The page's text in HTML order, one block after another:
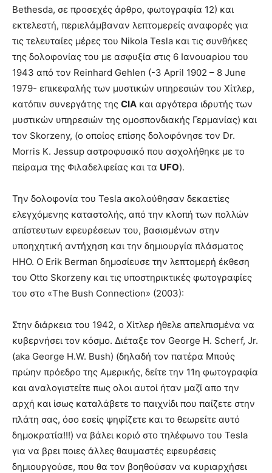
Bethesda, σε προσεχές άρθρο, φωτογραφία 12) και
εκτελεστή, περιελάμβαναν λεπτομερείς αναφορές για
τις τελευταίες μέρες του Nikola Tesla και τις συνθήκες
της δολοφονίας του με ασφυξία στις 6 Ιανουαρίου του
1943 από τον Reinhard Gehlen (-3 April 1902 – 8 June
1979- επικεφαλής των μυστικών υπηρεσιών του Χίτλερ,
κατόπιν συνεργάτης της CIA και αργότερα ιδρυτής των
μυστικών υπηρεσιών της ομοσπονδιακής Γερμανίας) και
τον Skorzeny, (ο οποίος επίσης δολοφόνησε τον Dr.
Morris K. Jessup αστροφυσικό που ασχολήθηκε με το
πείραμα της Φιλαδελφείας και τα UFO).
Την δολοφονία του Tesla ακολούθησαν δεκαετίες
ελεγχόμενης καταστολής, από την κλοπή των πολλών
απίστευτων εφευρέσεων του, βασισμένων στην
υποηχητική αντήχηση και την δημιουργία πλάσματος
ΗΗΟ. Ο Erik Berman δημοσίευσε την λεπτομερή έκθεση
του Otto Skorzeny και τις υποστηρικτικές φωτογραφίες
του στο «The Bush Connection» (2003):
Στην διάρκεια του 1942, ο Χίτλερ ήθελε απελπισμένα να
κυβερνήσει τον κόσμο. Διέταξε τον George H. Scherf, Jr.
(aka George H.W. Bush) (δηλαδή τον πατέρα Μπούς
πρώην πρόεδρο της Αμερικής, δείτε την 11η φωτογραφία
και αναλογιστείτε πως ολοι αυτοί ήταν μαζί απο την
αρχή και ίσως καταλάβετε το παιχνίδι που παίζετε στην
πλάτη σας, όσο εσείς ψηφίζετε και το θεωρείτε αυτό
δημοκρατία!!!) να βάλει κοριό στο τηλέφωνο του Tesla
για να βρει ποιες άλλες θαυμαστές εφευρέσεις
δημιουργούσε, που θα τον βοηθούσαν να κυριαρχήσει